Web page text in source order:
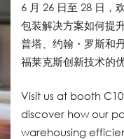
6 月 26 日至 28 日，
包装解决方案如何提
普塔、约翰・罗斯和
福莱克斯创新技术的
Visit us at booth
discover how our
warehousing